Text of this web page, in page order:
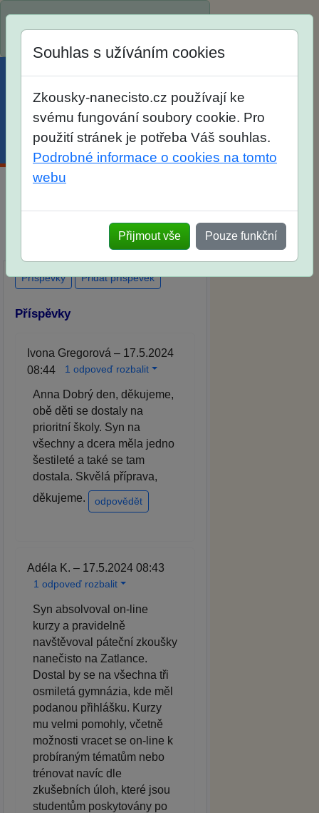
Menu Účet Košík
na SŠ? Vaše ohlasy po skutečných
přijímacích zkouškách
Souhlas s užíváním cookies
Zkousky-nanecisto.cz používají ke
svému fungování soubory cookie. Pro
použití stránek je potřeba Váš souhlas.
Podrobné informace o cookies na tomto
webu
Přijmout vše Pouze funkční
Příspěvky Přidat příspěvek
Příspěvky
Ivona Gregorová – 17.5.2024
08:44
1 odpoveď rozbalit
Anna Dobrý den, děkujeme,
obě děti se dostaly na
prioritní školy. Syn na
všechny a dcera měla jedno
šestileté a také se tam
dostala. Skvělá příprava,
děkujeme.
odpovědět
Adéla K. – 17.5.2024 08:43
1 odpoveď rozbalit
Syn absolvoval on-line
kurzy a pravidelně
navštěvoval páteční zkoušky
nanečisto na Zatlance.
Dostal by se na všechna tři
osmiletá gymnázia, kde měl
podanou přihlášku. Kurzy
mu velmi pomohly, včetně
možnosti vracet se on-line k
probíraným tématům nebo
trénovat navíc dle
zkušebních úloh, které jsou
studentům poskytovány po